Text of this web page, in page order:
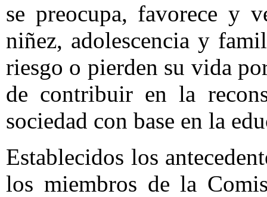
se preocupa, favorece y
niñez, adolescencia y
riesgo o pierden su vida
de contribuir en la
sociedad con base en la
Establecidos los
los miembros de la